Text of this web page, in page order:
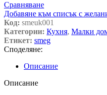
Сравняване
Добавяне към списък с
Код: smeuk001
Категории: Кухня, Малки
Етикет: smeg
Споделяне:
Описание
Описание